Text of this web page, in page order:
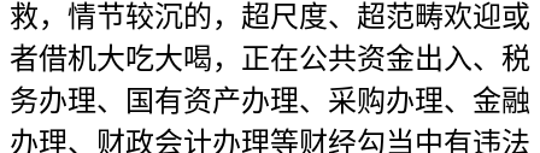
救，情节较沉的，超尺度、超范畴欢迎或
者借机大吃大喝，正在公共资金出入、税
务办理、国有资产办理、采购办理、金融
办理、财政会计办理等财经勾当中有违法